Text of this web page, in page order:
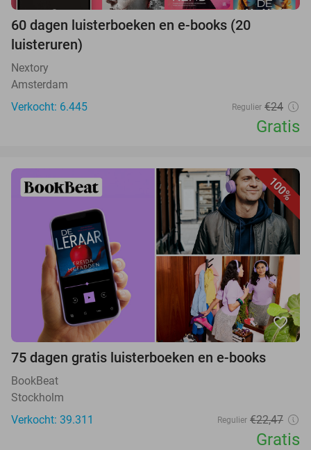
60 dagen luisterboeken en e-books (20
luisteruren)
Nextory
Amsterdam
Verkocht: 6.445
Regulier €24
Gratis
100%
favorite_border
75 dagen gratis luisterboeken en e-books
BookBeat
Stockholm
Verkocht: 39.311
Regulier €22,47
Gratis